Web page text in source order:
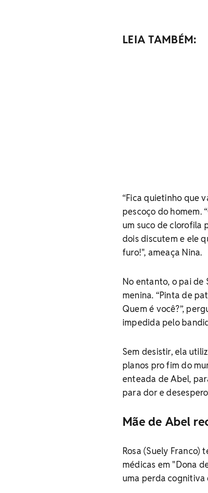
LEIA TAMBÉM:
“Fica quietinho que
pescoço do homem.
um suco de clorofila
dois discutem e ele
furo!", ameaça Nina.
No entanto, o pai de
menina. “Pinta de
Quem é você?”,
impedida pelo
Sem desistir, ela
planos pro fim do
enteada de Abel,
para dor e
Mãe de Abel
Rosa (Suely Franco)
médicas em "Dona
uma perda